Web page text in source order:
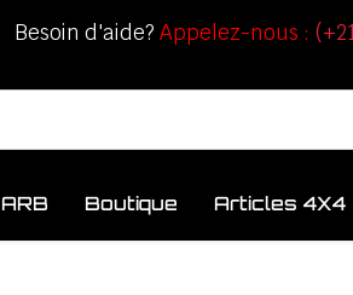
Besoin d'aide?Appelez-nous :
ARB Boutique Articles 4X4